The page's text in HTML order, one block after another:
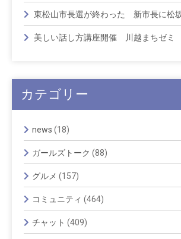
東松山市長選が終わった 新市長に松
美しい話し方講座開催 川越まちゼミ
カテゴリー
news (18)
ガールズトーク (88)
グルメ (157)
コミュニティ (464)
チャット (409)